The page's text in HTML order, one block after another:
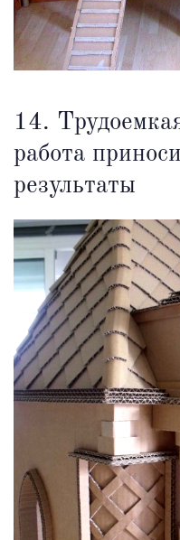
14.
работа
результаты